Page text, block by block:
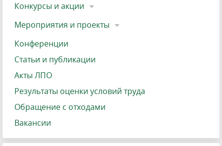
Конкурсы и акции
Мероприятия и проекты
Конференции
Статьи и публикации
Акты ЛПО
Результаты оценки условий труда
Обращение с отходами
Вакансии